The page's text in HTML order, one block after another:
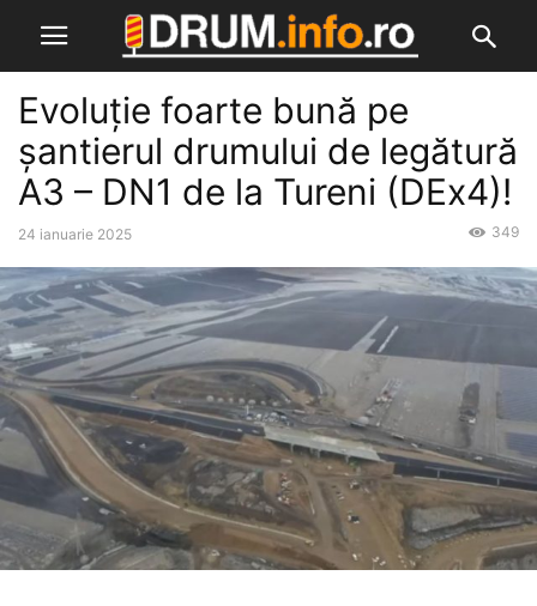
Evoluție foarte bună pe
șantierul drumului de legătură
A3 – DN1 de la Tureni (DEx4)!
24 ianuarie 2025 349